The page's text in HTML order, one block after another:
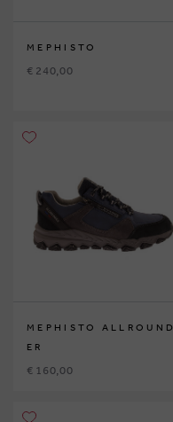
MEPHISTO
€ 240,00
MEPHISTO ALLROUND
ER
€ 160,00